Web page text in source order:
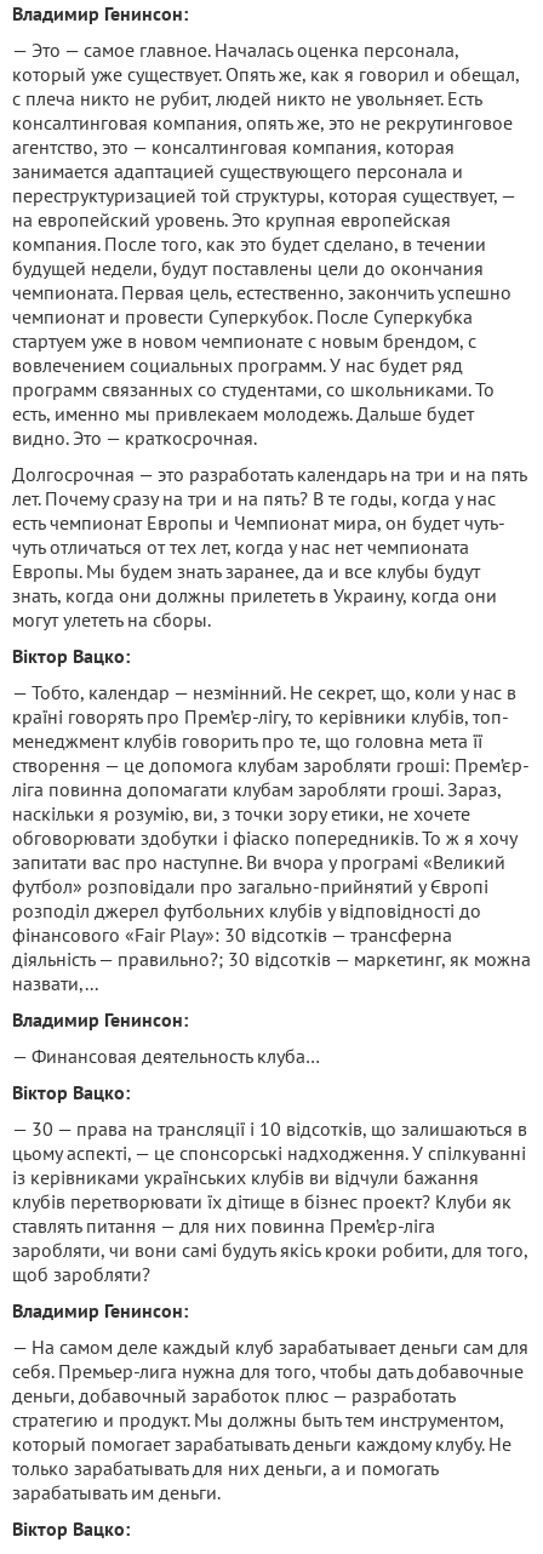
Владимир Генинсон:
— Это — самое главное. Началась оценка персонала,
который уже существует. Опять же, как я говорил и обещал,
с плеча никто не рубит, людей никто не увольняет. Есть
консалтинговая компания, опять же, это не рекрутинговое
агентство, это — консалтинговая компания, которая
занимается адаптацией существующего персонала и
переструктуризацией той структуры, которая существует, —
на европейский уровень. Это крупная европейская
компания. После того, как это будет сделано, в течении
будущей недели, будут поставлены цели до окончания
чемпионата. Первая цель, естественно, закончить успешно
чемпионат и провести Суперкубок. После Суперкубка
стартуем уже в новом чемпионате с новым брендом, с
вовлечением социальных программ. У нас будет ряд
программ связанных со студентами, со школьниками. То
есть, именно мы привлекаем молодежь. Дальше будет
видно. Это — краткосрочная.
Долгосрочная — это разработать календарь на три и на пять
лет. Почему сразу на три и на пять? В те годы, когда у нас
есть чемпионат Европы и Чемпионат мира, он будет чуть-
чуть отличаться от тех лет, когда у нас нет чемпионата
Европы. Мы будем знать заранее, да и все клубы будут
знать, когда они должны прилететь в Украину, когда они
могут улететь на сборы.
Віктор Вацко:
— Тобто, календар — незмінний. Не секрет, що, коли у нас в
країні говорять про Прем’єр-лігу, то керівники клубів, топ-
менеджмент клубів говорить про те, що головна мета її
створення — це допомога клубам заробляти гроші: Прем’єр-
ліга повинна допомагати клубам заробляти гроші. Зараз,
наскільки я розумію, ви, з точки зору етики, не хочете
обговорювати здобутки і фіаско попередників. То ж я хочу
запитати вас про наступне. Ви вчора у програмі «Великий
футбол» розповідали про загально-прийнятий у Європі
розподіл джерел футбольних клубів у відповідності до
фінансового «Fair Play»: 30 відсотків — трансферна
діяльність — правильно?; 30 відсотків — маркетинг, як можна
назвати,...
Владимир Генинсон:
— Финансовая деятельность клуба…
Віктор Вацко:
— 30 — права на трансляції і 10 відсотків, що залишаються в
цьому аспекті, — це спонсорські надходження. У спілкуванні
із керівниками українських клубів ви відчули бажання
клубів перетворювати їх дітище в бізнес проект? Клуби як
ставлять питання — для них повинна Прем’єр-ліга
заробляти, чи вони самі будуть якісь кроки робити, для того,
щоб заробляти?
Владимир Генинсон:
— На самом деле каждый клуб зарабатывает деньги сам для
себя. Премьер-лига нужна для того, чтобы дать добавочные
деньги, добавочный заработок плюс — разработать
стратегию и продукт. Мы должны быть тем инструментом,
который помогает зарабатывать деньги каждому клубу. Не
только зарабатывать для них деньги, а и помогать
зарабатывать им деньги.
Віктор Вацко: